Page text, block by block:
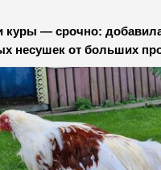
куры — срочно:
несушек от больших